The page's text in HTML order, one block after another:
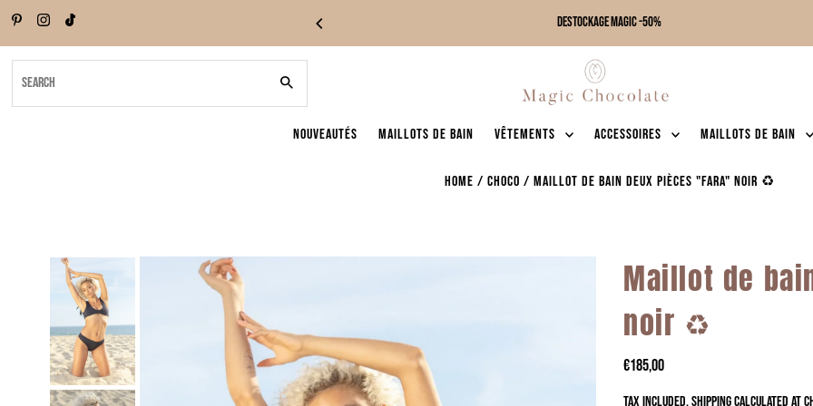
Skip to content DESTOCKAGE MAGIC -50%
NOUVEAUTÉS Maillots de bain Vêtements Accessoires Maillots de bain
Home / CHOCO / Maillot de bain deux pièces "Fara" noir ♻️
Maillot de
noir ♻️
€185,00
Tax included.Shippingcalculated at